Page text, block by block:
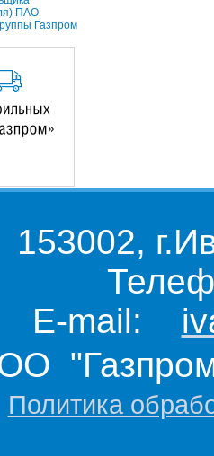
ПАО
Газпром
E-mail:
"Газпром
Политика